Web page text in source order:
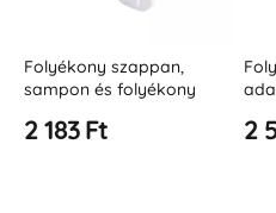
Folyékony szappan
adagoló 0,5l ECO